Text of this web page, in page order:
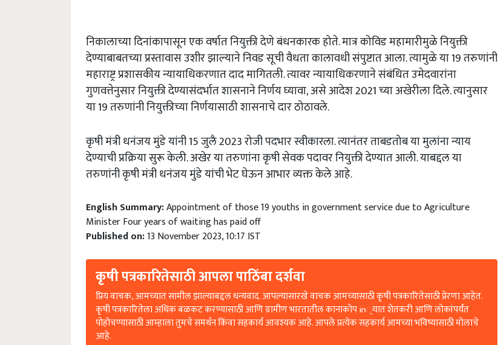
निकालाच्या दिनांकापासून एक वर्षात नियुक्ती देणे बंधनकारक होते. मात्र कोविड महामारीमुळे नियुक्ती
देण्याबाबतच्या प्रस्तावास उशीर झाल्याने निवड सूची वैधता कालावधी संपुष्टात आला. त्यामुळे या 19 तरुणांनी
महाराष्ट्र प्रशासकीय न्यायाधिकरणात दाद मागितली. त्यावर न्यायाधिकरणाने संबंधित उमेदवारांना
गुणवत्तेनुसार नियुक्ती देण्यासंदर्भात शासनाने निर्णय घ्यावा, असे आदेश 2021 च्या अखेरीला दिले. त्यानुसार
या 19 तरुणांनी नियुक्तीच्या निर्णयासाठी शासनाचे दार ठोठावले.
कृषी मंत्री धनंजय मुंडे यांनी 15 जुलै 2023 रोजी पदभार स्वीकारला. त्यानंतर ताबडतोब या मुलांना न्याय
देण्याची प्रक्रिया सुरू केली. अखेर या तरुणांना कृषी सेवक पदावर नियुक्ती देण्यात आली. याबद्दल या
तरुणांनी कृषी मंत्री धनंजय मुंडे यांची भेट घेऊन आभार व्यक्त केले आहे.
English Summary:Appointment of those 19 youths in government service due to Agriculture
Minister Four years of waiting has paid off
Published on:13 November 2023, 10:17 IST
कृषी पत्रकारितेसाठी आपला पाठिंबा दर्शवा
प्रिय वाचक, आमच्यात सामील झाल्याबद्दल धन्यवाद. आपल्यासारखे वाचक आमच्यासाठी कृषी पत्रकारितेसाठी प्रेरणा आहेत.
कृषी पत्रकारितेला अधिक बळकट करण्यासाठी आणि ग्रामीण भारतातील कानाकोप in्यात शेतकरी आणि लोकांपर्यंत
पोहोचण्यासाठी आम्हाला तुमचे समर्थन किंवा सहकार्य आवश्यक आहे. आपले प्रत्येक सहकार्य आमच्या भविष्यासाठी मोलाचे
आहे.